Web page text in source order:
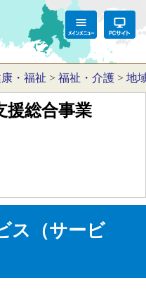
・福祉 > 福祉・介護 > 地
援総合事業
ス（サービ